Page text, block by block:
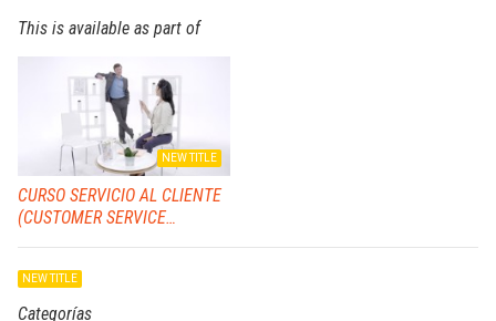
This is available as part of
CURSO SERVICIO AL CLIENTE
(CUSTOMER SERVICE
NEW TITLE
NEW TITLE
Categorías